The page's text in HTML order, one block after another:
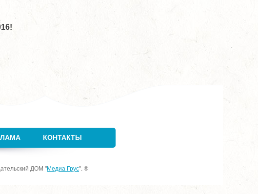
КОНТАКТЫ
ДОМ "Медиа Грус". ®